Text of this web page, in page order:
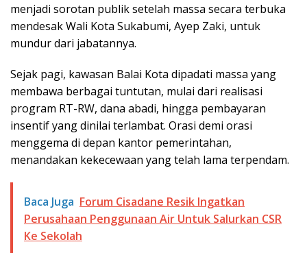
menjadi sorotan publik setelah massa secara terbuka
mendesak Wali Kota Sukabumi, Ayep Zaki, untuk
mundur dari jabatannya.
Sejak pagi, kawasan Balai Kota dipadati massa yang
membawa berbagai tuntutan, mulai dari realisasi
program RT-RW, dana abadi, hingga pembayaran
insentif yang dinilai terlambat. Orasi demi orasi
menggema di depan kantor pemerintahan,
menandakan kekecewaan yang telah lama terpendam.
Baca Juga Forum Cisadane Resik Ingatkan
Perusahaan Penggunaan Air Untuk Salurkan CSR
Ke Sekolah